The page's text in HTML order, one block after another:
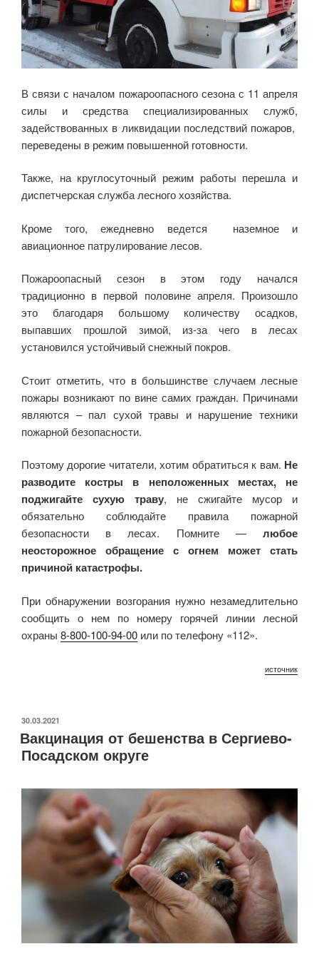
В связи с началом пожароопасного сезона с 11 апреля
силы и средства специализированных служб,
задействованных в ликвидации последствий пожаров,
переведены в режим повышенной готовности.
Также, на круглосуточный режим работы перешла и
диспетчерская служба лесного хозяйства.
Кроме того, ежедневно ведется наземное и
авиационное патрулирование лесов.
Пожароопасный сезон в этом году начался
традиционно в первой половине апреля. Произошло
это благодаря большому количеству осадков,
выпавших прошлой зимой, из-за чего в лесах
установился устойчивый снежный покров.
Стоит отметить, что в большинстве случаем лесные
пожары возникают по вине самих граждан. Причинами
являются – пал сухой травы и нарушение техники
пожарной безопасности.
Поэтому дорогие читатели, хотим обратиться к вам. Не
разводите костры в неположенных местах, не
поджигайте сухую траву, не сжигайте мусор и
обязательно соблюдайте правила пожарной
безопасности в лесах. Помните — любое
неосторожное обращение с огнем может стать
причиной катастрофы.
При обнаружении возгорания нужно незамедлительно
сообщить о нем по номеру горячей линии лесной
охраны 8-800-100-94-00 или по телефону «112».
источник
ОПУБЛИКОВАНО
30.03.2021
Вакцинация от бешенства в Сергиево-
Посадском округе